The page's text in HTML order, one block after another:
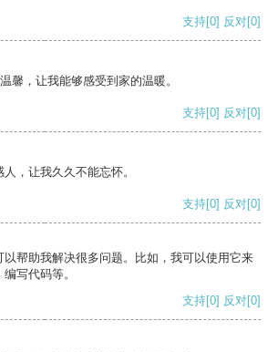
支持[0] 反对[0]
馨，让我能够感受到家的温暖。
支持[0] 反对[0]
，让我久久不能忘怀。
支持[0] 反对[0]
帮助我解决很多问题。比如，我可以使用它来
写代码等。
支持[0] 反对[0]